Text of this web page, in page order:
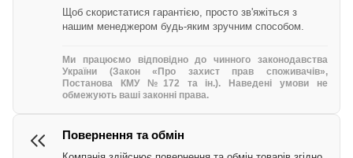
Щоб скористатися гарантією, просто зв'яжіться з
нашим менеджером будь-яким зручним способом.
Ми працюємо відповідно до чинного законодавства
України (Закон «Про захист прав споживачів»,
Постанова КМУ №172 та ін.). Наведені умови не
обмежують ваші законні права.
Повернення та обмін